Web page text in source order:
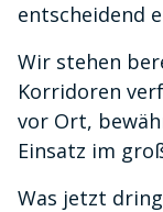
entscheidend
Wir stehen
Korridoren
vor Ort,
Einsatz im
Was jetzt